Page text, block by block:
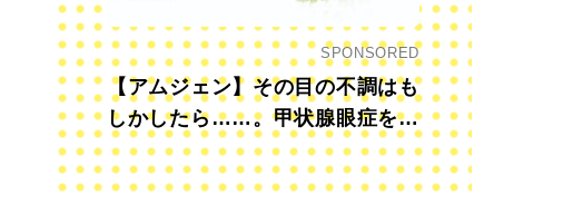
SPONSORED
【アムジェン】その目の不調はも
しかしたら……。甲状腺眼症を知
っていますか？